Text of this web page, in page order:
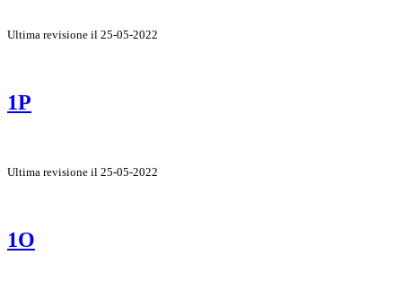
Ultima revisione il 25-05-2022
1P
Ultima revisione il 25-05-2022
1O